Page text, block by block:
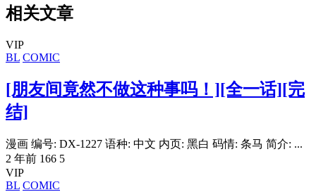
相关文章
VIP
BL COMIC
[朋友间竟然不做这种事吗！][全一话][完
结]
漫画 编号: DX-1227 语种: 中文 内页: 黑白 码情: 条马 简介: ...
2 年前 166 5
VIP
BL COMIC